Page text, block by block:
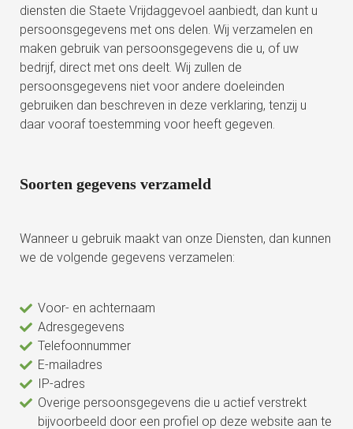
diensten die Staete Vrijdaggevoel aanbiedt, dan kunt u
persoonsgegevens met ons delen. Wij verzamelen en
maken gebruik van persoonsgegevens die u, of uw
bedrijf, direct met ons deelt. Wij zullen de
persoonsgegevens niet voor andere doeleinden
gebruiken dan beschreven in deze verklaring, tenzij u
daar vooraf toestemming voor heeft gegeven.
Soorten gegevens verzameld
Wanneer u gebruik maakt van onze Diensten, dan kunnen
we de volgende gegevens verzamelen:
Voor- en achternaam
Adresgegevens
Telefoonnummer
E-mailadres
IP-adres
Overige persoonsgegevens die u actief verstrekt
bijvoorbeeld door een profiel op deze website aan te